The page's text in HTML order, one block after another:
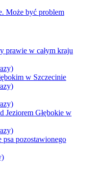
prawie w całym kraju
w Szczecinie
Jeziorem Głębokie w
pozostawionego